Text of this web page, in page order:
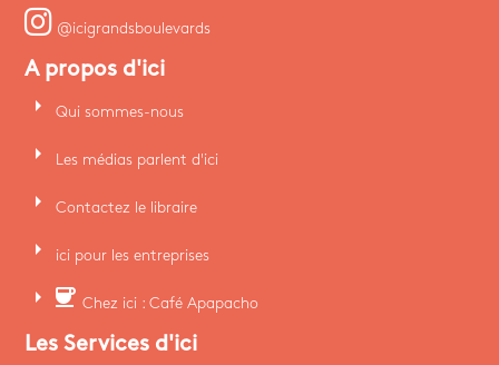
@icigrandsboulevards
A propos d'ici
arrow_right Qui sommes-nous
arrow_right Les médias parlent d'ici
arrow_right Contactez le libraire
arrow_right ici pour les entreprises
arrow_right coffee Chez ici : Café Apapacho
Les Services d'ici